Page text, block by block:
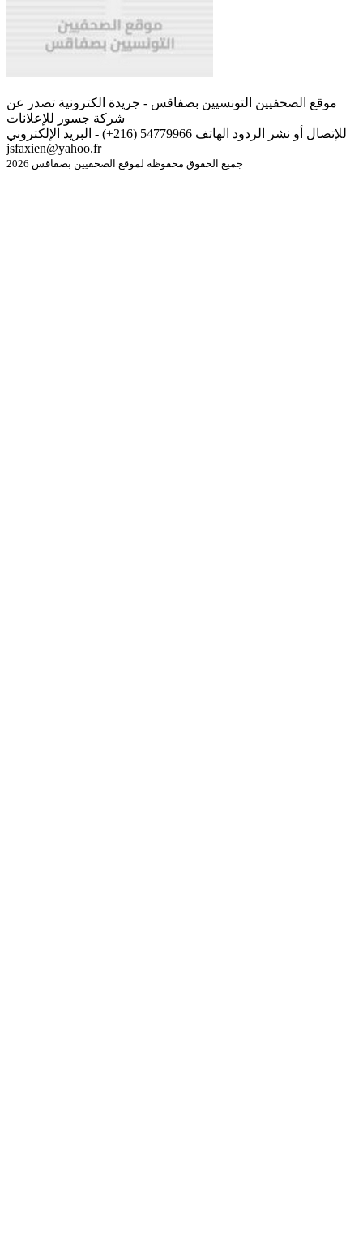
موقع الصحفيين التونسيين بصفاقس - جريدة الكترونية تصدر عن
شركة جسور للإعلانات
للإتصال أو نشر الردود الهاتف 54779966 (216+) - البريد الإلكتروني
jsfaxien@yahoo.fr
جميع الحقوق محفوظة لموقع الصحفيين بصفاقس 2026